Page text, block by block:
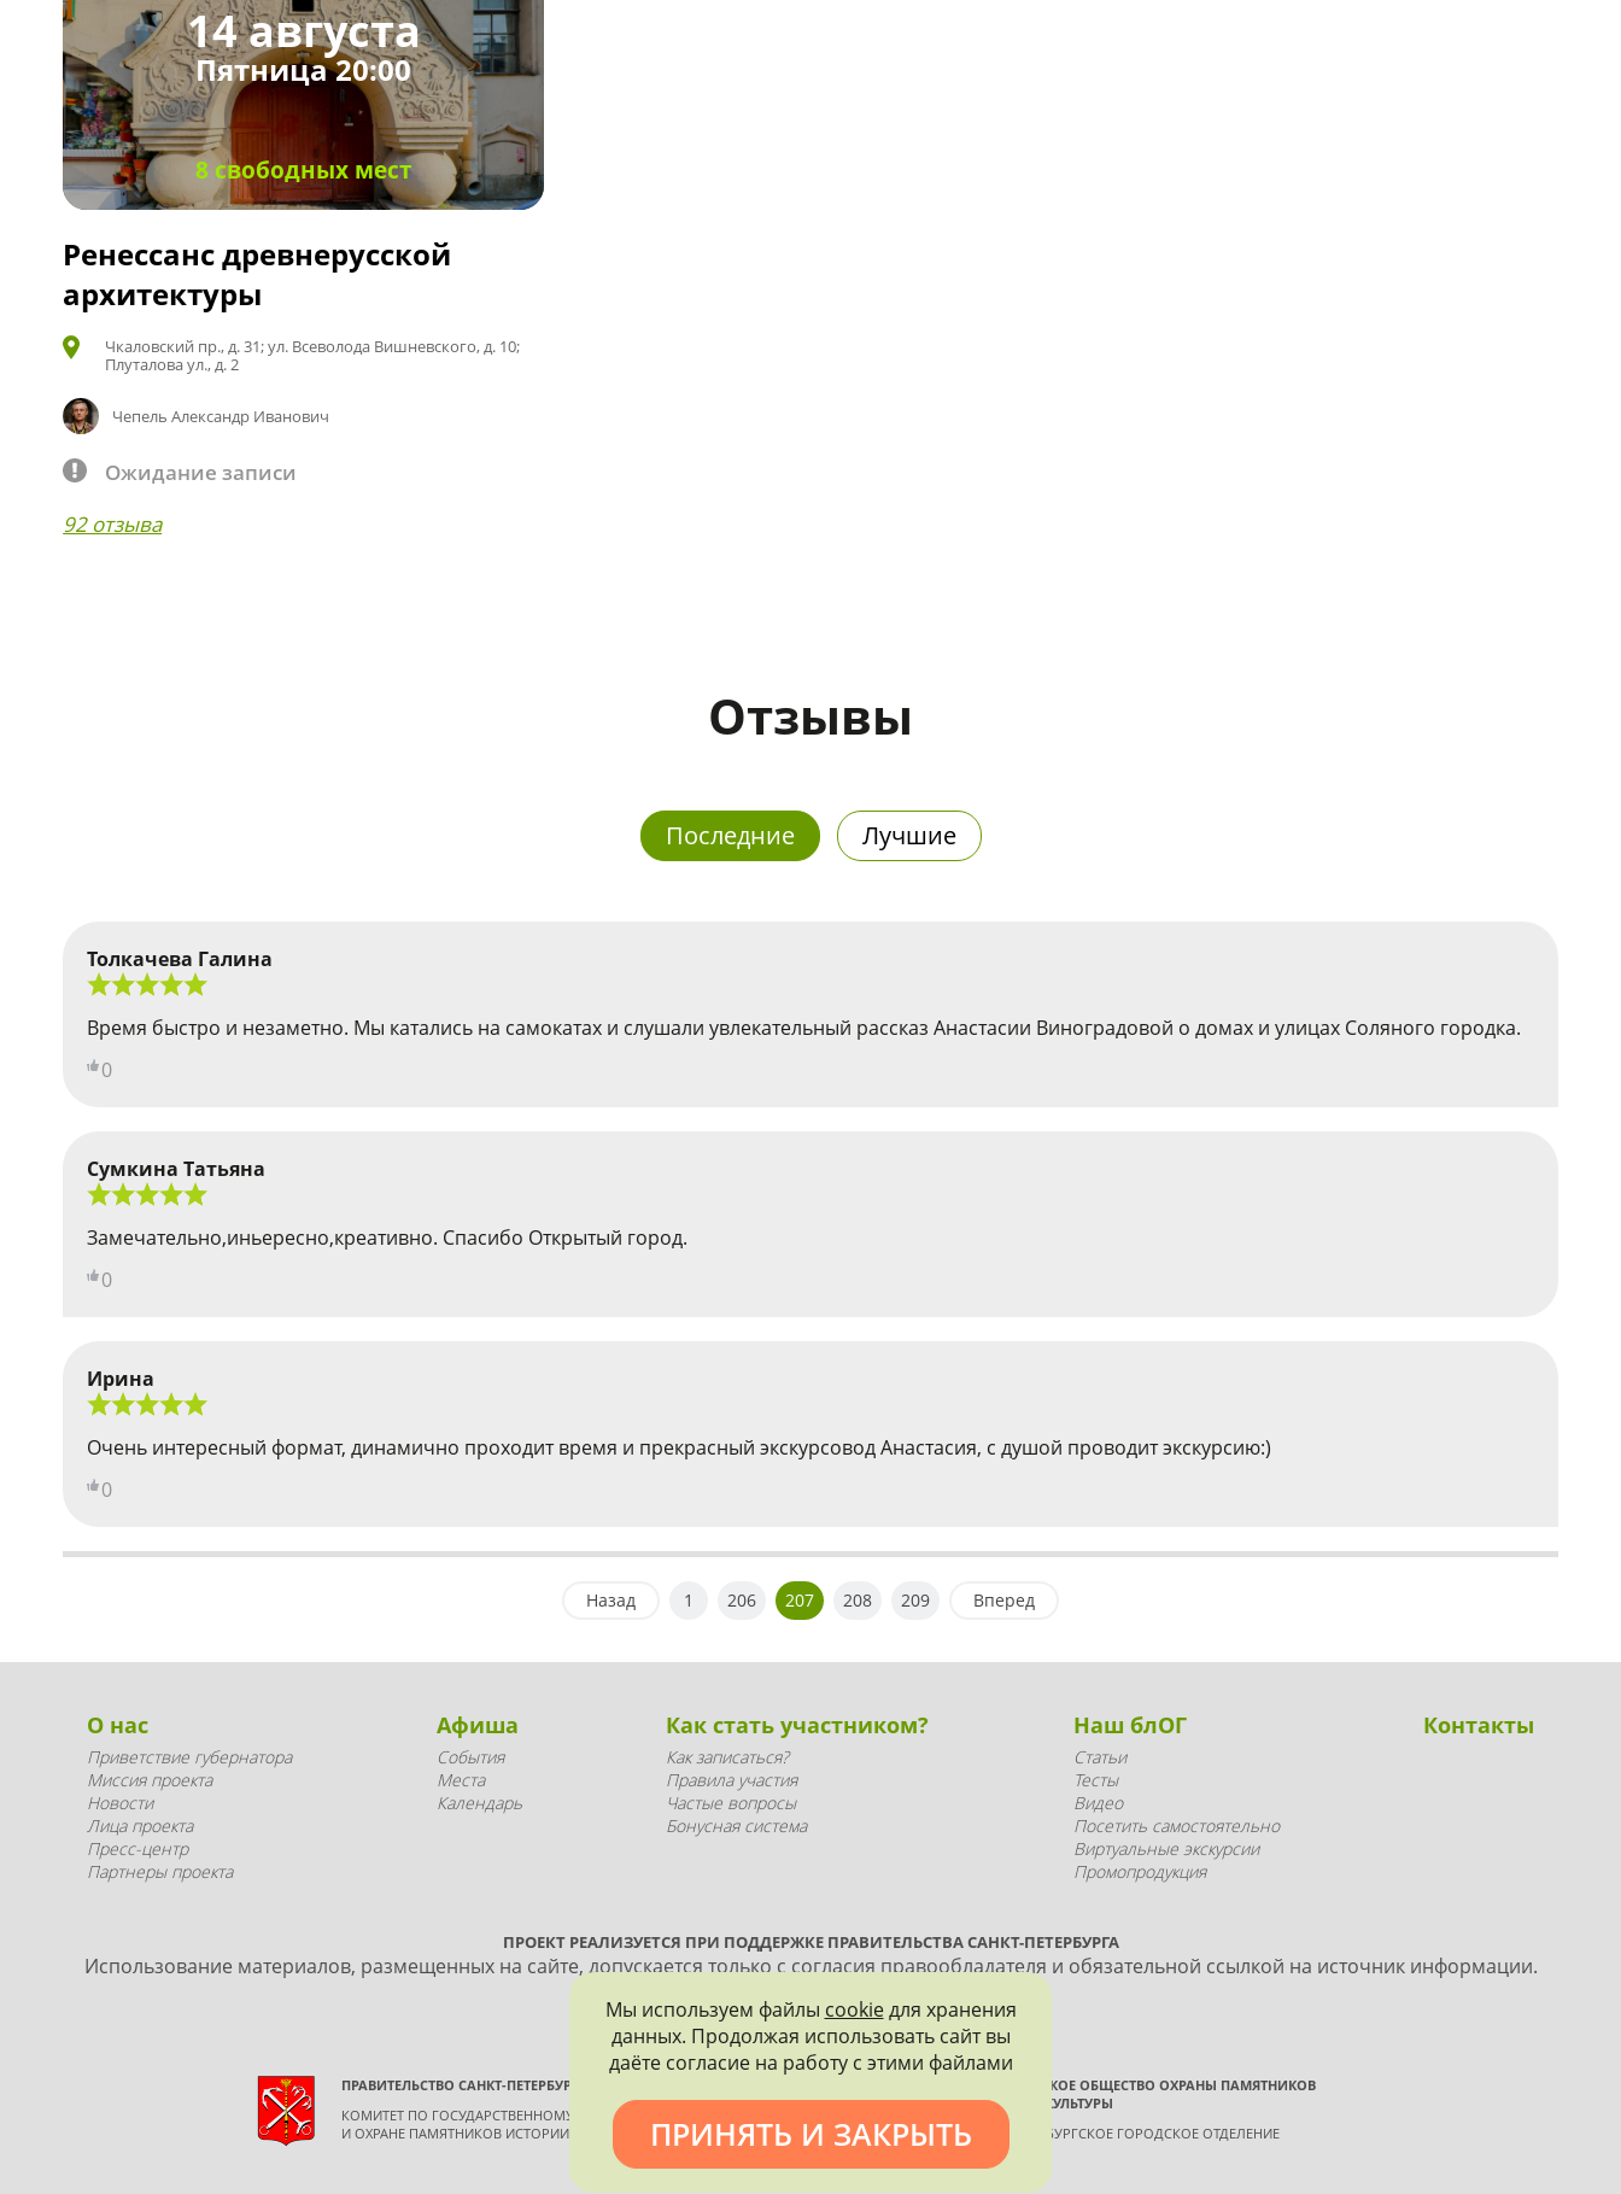
14 августа
Пятница 20:00
8 свободных мест
Ренессанс древнерусской
архитектуры
Чкаловский пр., д. 31; ул. Всеволода Вишневского, д. 10;
Плуталова ул., д. 2
Чепель Александр Иванович
Ожидание записи
92 отзыва
Отзывы
Последние Лучшие
Толкачева Галина
Время быстро и незаметно. Мы катались на самокатах и слушали увлекательный рассказ Анастасии Виноградовой о домах и улицах Соляного городка.
0
Сумкина Татьяна
Замечательно,иньересно,креативно. Спасибо Открытый город.
0
Ирина
Очень интересный формат, динамично проходит время и прекрасный экскурсовод Анастасия, с душой проводит экскурсию:)
0
Назад 1 206 207 208 209 Вперед
О нас
Приветствие губернатора
Миссия проекта
Новости
Лица проекта
Пресс-центр
Партнеры проекта
Афиша
События
Места
Календарь
Как стать участником?
Как записаться?
Правила участия
Частые вопросы
Бонусная система
Наш блОГ
Статьи
Тесты
Видео
Посетить самостоятельно
Виртуальные экскурсии
Промопродукция
Контакты
ПРОЕКТ РЕАЛИЗУЕТСЯ ПРИ ПОДДЕРЖКЕ ПРАВИТЕЛЬСТВА САНКТ-ПЕТЕРБУРГА
Использование материалов, размещенных на сайте, допускается только с согласия правообладателя и обязательной ссылкой на источник информации.
ПРАВИТЕЛЬСТВО САНКТ-ПЕТЕРБУРГА
КОМИТЕТ ПО ГОСУДАРСТВЕННОМУ КОНТРОЛЮ, ИСПОЛЬЗОВАНИЮ
И ОХРАНЕ ПАМЯТНИКОВ ИСТОРИИ И КУЛЬТУРЫ
ВСЕРОССИЙСКОЕ ОБЩЕСТВО ОХРАНЫ ПАМЯТНИКОВ
ИСТОРИИ И КУЛЬТУРЫ
САНКТ-ПЕТЕРБУРГСКОЕ ГОРОДСКОЕ ОТДЕЛЕНИЕ
Мы используем файлы cookieдля хранения
данных. Продолжая использовать сайт вы
даёте согласие на работу с этими файлами
ПРИНЯТЬ И ЗАКРЫТЬ